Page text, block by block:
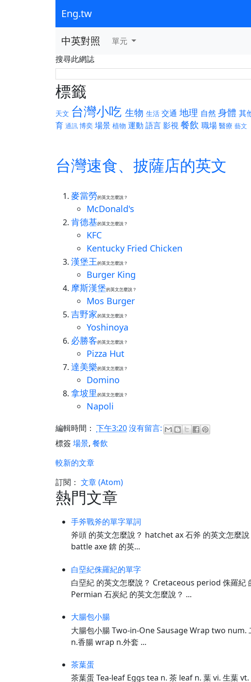
Eng.tw
中英對照
單元
搜尋此網誌
標籤
天文 台灣小吃 生物 生活 交通 地理 自然 身體 其
育 通訊博奕 場景 植物 運動 語言影視餐飲 職場 醫療 藝文
台灣速食、披薩店的英文
麥當勞的英文怎麼說？
McDonald's
肯德基的英文怎麼說？
KFC
Kentucky Fried Chicken
漢堡王的英文怎麼說？
Burger King
摩斯漢堡的英文怎麼說？
Mos Burger
吉野家的英文怎麼說？
Yoshinoya
必勝客的英文怎麼說？
Pizza Hut
達美樂的英文怎麼說？
Domino
拿坡里的英文怎麼說？
Napoli
編輯時間： 下午3:20沒有留言:
標簽 場景, 餐飲
較新的文章
訂閱： 文章 (Atom)
熱門文章
手斧戰斧的單字單詞
斧頭 的英文怎麼說？ hatchet ax 石斧 的英文怎麼
battle axe 錛 的英...
白堊紀侏羅紀的單字
白堊紀 的英文怎麼說？ Cretaceous period 侏羅紀
Permian 石炭紀 的英文怎麼說？ ...
大腸包小腸
大腸包小腸 Two-in-One Sausage Wrap two
n.香腸 wrap n.外套 ...
茶葉蛋
茶葉蛋 Tea-leaf Eggs tea n. 茶 leaf n. 葉 vi. 生葉